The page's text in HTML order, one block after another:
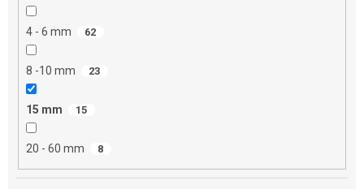
4 - 6 mm 62
8 -10 mm 23
15 mm 15
20 - 60 mm 8